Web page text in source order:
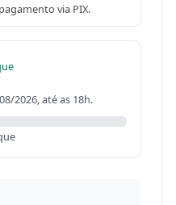
via PIX.
2026, até as 18h.